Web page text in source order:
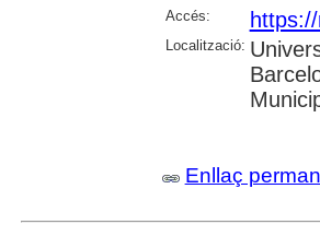
Accés:
Localització:
Enllaç